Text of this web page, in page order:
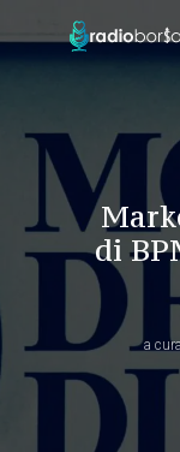
di
a